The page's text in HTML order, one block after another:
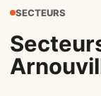
SECTEURS